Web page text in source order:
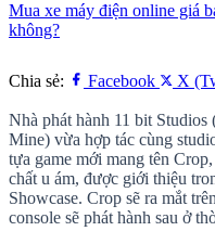
Mua xe máy điện online giá
không?
Chia sẻ: Facebook X
Nhà phát hành 11 bit
Mine) vừa hợp tác cùng
tựa game mới mang tên
chất u ám, được giới thiệu
Showcase. Crop sẽ ra mắt
console sẽ phát hành sau ở